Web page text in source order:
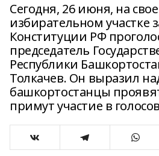
Сегодня, 26 июня, на
избирательном участке
Конституции РФ
председатель
Республики
Толкачев. Он выразил
башкортостанцы
примут участие в